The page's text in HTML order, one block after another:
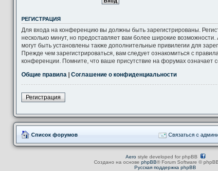
РЕГИСТРАЦИЯ
Для входа на конференцию вы должны быть зарегистрированы.
несколько минут, но предоставляет вам более широкие
могут быть установлены также дополнительные привилегии для
Прежде чем зарегистрироваться, вам следует ознакомиться с
конференции. Помните, что ваше присутствие на форумах означает
Общие правила
Соглашение о конфиденциальности
Регистрация
Список форумов Связаться с
Aerostyle developed for phpBB
Создано на основе phpBB® Forum Software ©
Русская поддержка phpBB